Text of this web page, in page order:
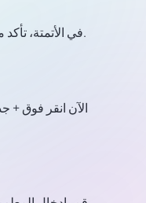
في الأتمتة، تأكد من تواجدك في قسم تعيين الحالات.
الآن انقر فوق +